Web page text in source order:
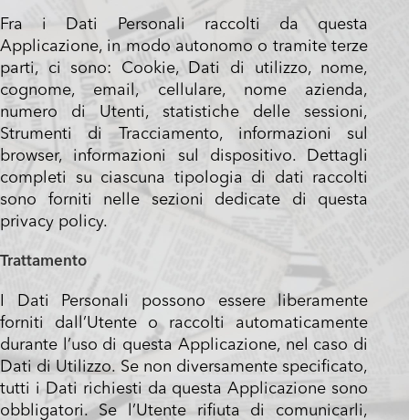
Fra i Dati Personali raccolti da questa
Applicazione, in modo autonomo o tramite terze
parti, ci sono: Cookie, Dati di utilizzo, nome,
cognome, email, cellulare, nome azienda,
numero di Utenti, statistiche delle sessioni,
Strumenti di Tracciamento, informazioni sul
browser, informazioni sul dispositivo. Dettagli
completi su ciascuna tipologia di dati raccolti
sono forniti nelle sezioni dedicate di questa
privacy policy.
Trattamento
I Dati Personali possono essere liberamente
forniti dall’Utente o raccolti automaticamente
durante l’uso di questa Applicazione, nel caso di
Dati di Utilizzo. Se non diversamente specificato,
tutti i Dati richiesti da questa Applicazione sono
obbligatori. Se l’Utente rifiuta di comunicarli,